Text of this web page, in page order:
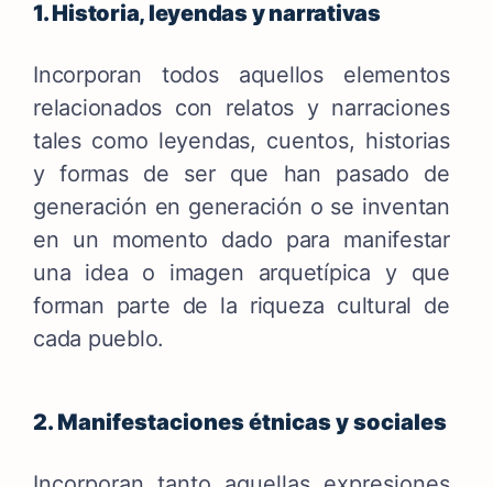
1. Historia, leyendas y narrativas
Incorporan todos aquellos elementos
relacionados con relatos y narraciones
tales como leyendas, cuentos, historias
y formas de ser que han pasado de
generación en generación o se inventan
en un momento dado para manifestar
una idea o imagen arquetípica y que
forman parte de la riqueza cultural de
cada pueblo.
2. Manifestaciones étnicas y sociales